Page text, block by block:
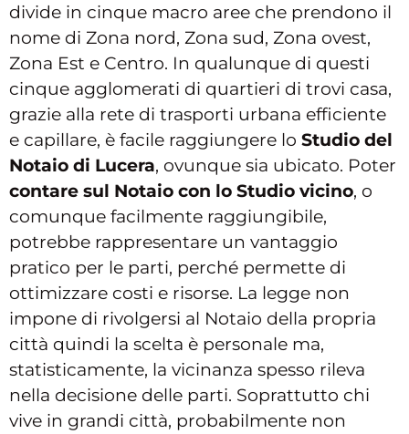
divide in cinque macro aree che prendono il
nome di Zona nord, Zona sud, Zona ovest,
Zona Est e Centro. In qualunque di questi
cinque agglomerati di quartieri di trovi casa,
grazie alla rete di trasporti urbana efficiente
e capillare, è facile raggiungere lo Studio del
Notaio di Lucera, ovunque sia ubicato. Poter
contare sul Notaio con lo Studio vicino, o
comunque facilmente raggiungibile,
potrebbe rappresentare un vantaggio
pratico per le parti, perché permette di
ottimizzare costi e risorse. La legge non
impone di rivolgersi al Notaio della propria
città quindi la scelta è personale ma,
statisticamente, la vicinanza spesso rileva
nella decisione delle parti. Soprattutto chi
vive in grandi città, probabilmente non